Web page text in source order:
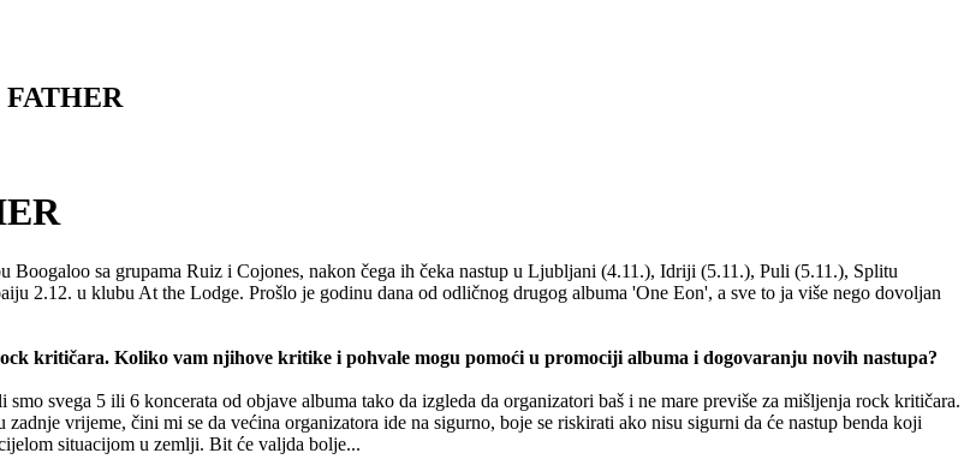
FATHER
sa grupama Ruiz i Cojones, nakon čega ih čeka nastup u Ljubljani (4.11.), Idriji (5.11.), Puli (5.11.), Splitu
2.12. u klubu At the Lodge. Prošlo je godinu dana od odličnog drugog albuma 'One Eon', a sve to ja više nego dovoljan
kritičara. Koliko vam njihove kritike i pohvale mogu pomoći u promociji albuma i dogovaranju novih nastupa?
svega 5 ili 6 koncerata od objave albuma tako da izgleda da organizatori baš i ne mare previše za mišljenja rock kritičara.
vrijeme, čini mi se da većina organizatora ide na sigurno, boje se riskirati ako nisu sigurni da će nastup benda koji
situacijom u zemlji. Bit će valjda bolje...